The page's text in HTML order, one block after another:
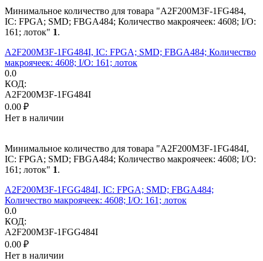
Минимальное количество для товара "A2F200M3F-1FG484,
IC: FPGA; SMD; FBGA484; Количество макроячеек: 4608; I/O:
161; лоток" 1.
A2F200M3F-1FG484I, IC: FPGA; SMD; FBGA484; Количество
макроячеек: 4608; I/O: 161; лоток
0.0
КОД:
A2F200M3F-1FG484I
0.00 ₽
Нет в наличии
Минимальное количество для товара "A2F200M3F-1FG484I,
IC: FPGA; SMD; FBGA484; Количество макроячеек: 4608; I/O:
161; лоток" 1.
A2F200M3F-1FGG484I, IC: FPGA; SMD; FBGA484;
Количество макроячеек: 4608; I/O: 161; лоток
0.0
КОД:
A2F200M3F-1FGG484I
0.00 ₽
Нет в наличии